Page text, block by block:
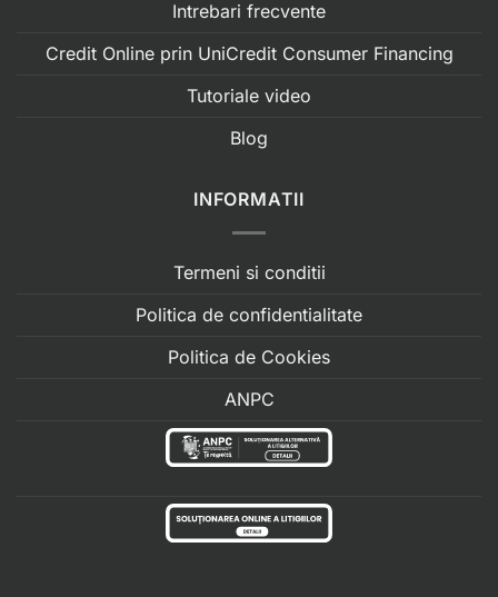
Intrebari frecvente
Credit Online prin UniCredit Consumer Financing
Tutoriale video
Blog
INFORMATII
Termeni si conditii
Politica de confidentialitate
Politica de Cookies
ANPC